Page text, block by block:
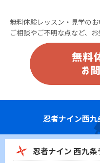
無料体験レッスン・見学の
ご相談やご不明な点など、
忍者ナイン西九
忍者ナイン 西九